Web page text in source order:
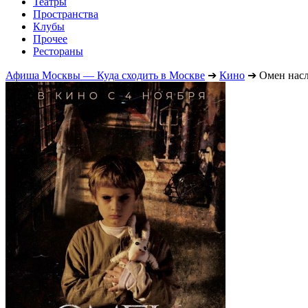
Пространства
Клубы
Прочее
Рестораны
Афиша Москвы — Куда сходить в Москве ➔ Кино ➔ Омен